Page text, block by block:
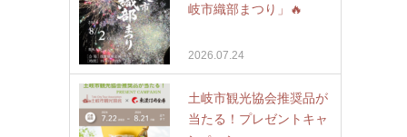
岐市織部まつり」🔥
2026.07.24
土岐市観光協会推奨品が
当たる！プレゼントキャ